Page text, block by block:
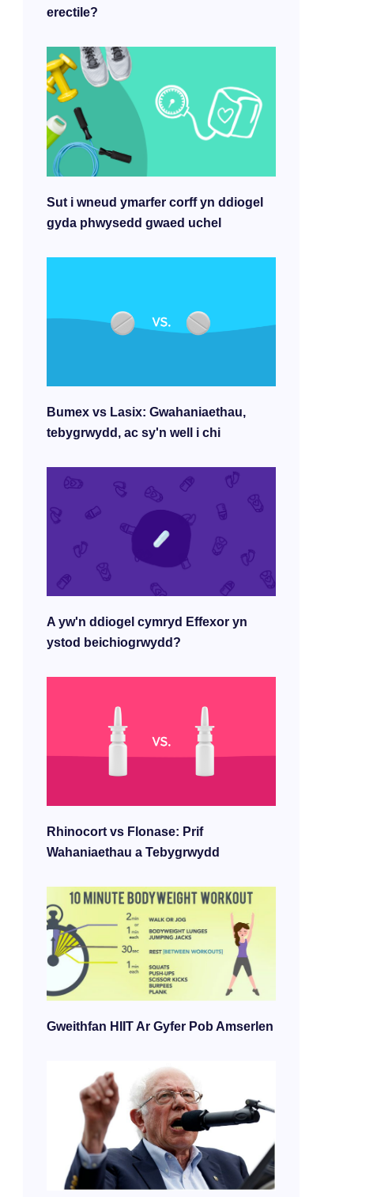
erectile?
Sut i wneud ymarfer corff yn ddiogel
gyda phwysedd gwaed uchel
Bumex vs Lasix: Gwahaniaethau,
tebygrwydd, ac sy'n well i chi
A yw'n ddiogel cymryd Effexor yn
ystod beichiogrwydd?
Rhinocort vs Flonase: Prif
Wahaniaethau a Tebygrwydd
Gweithfan HIIT Ar Gyfer Pob Amserlen